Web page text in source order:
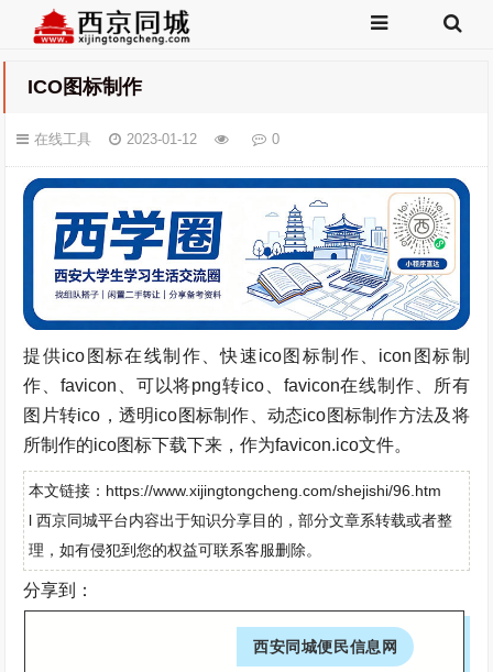
ICO图标制作
在线工具 2023-01-12 0
提供ico图标在线制作、快速ico图标制作、icon图标制
作、favicon、可以将png转ico、favicon在线制作、所有
图片转ico，透明ico图标制作、动态ico图标制作方法及将
所制作的ico图标下载下来，作为favicon.ico文件。
本文链接：https://www.xijingtongcheng.com/shejishi/96.htm
l 西京同城平台内容出于知识分享目的，部分文章系转载或者整
理，如有侵犯到您的权益可联系客服删除。
分享到：
西安同城便民信息网